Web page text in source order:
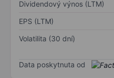
Dividendový výnos (LTM)
EPS (LTM)
Volatilita (30 dní)
Data poskytnuta od